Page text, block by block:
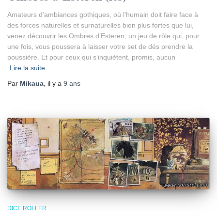
Amateurs d’ambiances gothiques, où l’humain doit faire face à
des forces naturelles et surnaturelles bien plus fortes que lui,
venez découvrir les Ombres d’Esteren, un jeu de rôle qui, pour
une fois, vous poussera à laisser votre set de dés prendre la
poussière. Et pour ceux qui s’inquiètent, promis, aucun
Lire la suite
Par Mikaua , il y a 9 ans
DICE ROLLER